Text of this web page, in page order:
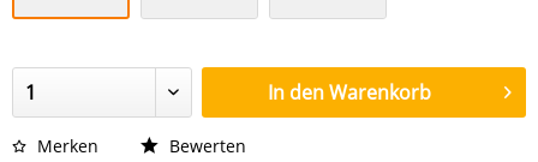
In denWarenkorb
Merken Bewerten